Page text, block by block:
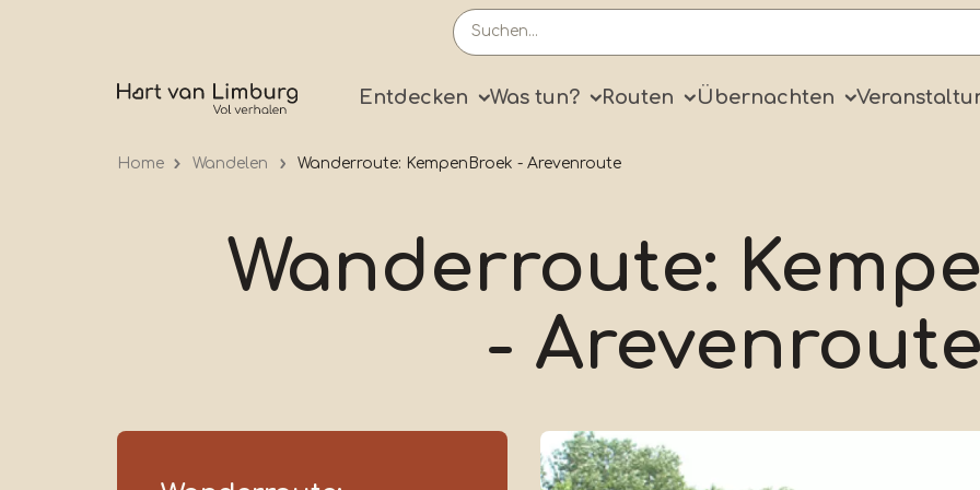
Primary
Entdecken Was tun? Routen Übernachten
Home Wandelen Wanderroute: KempenBroek - Arevenroute
Wanderroute:
- Arevenroute